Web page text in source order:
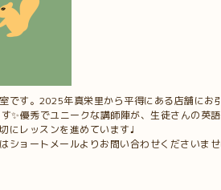
です。2025年真栄里から平得にある店舗にお
✨優秀でユニークな講師陣が、生徒さんの英
にレッスンを進めています♩
ショートメールよりお問い合わせくださいま